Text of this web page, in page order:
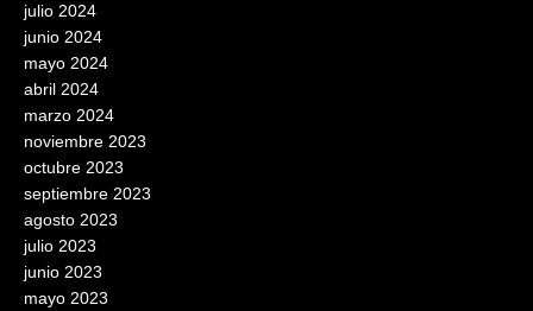
julio 2024
junio 2024
mayo 2024
abril 2024
marzo 2024
noviembre 2023
octubre 2023
septiembre 2023
agosto 2023
julio 2023
junio 2023
mayo 2023